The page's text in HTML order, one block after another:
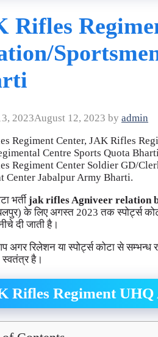
Rifles
2023August 12, 2023 by admin
Regiment Center, JAK Rifles
Centre Sports Quota
Regiment Center Soldier GD/
Center Jabalpur Army Bharti.
भर्ती jak rifles Agniveer relation
के लिए अगस्त 2023 तक स्पोर्ट्स
दी जाती है।
अगर रिलेशन या स्पोर्ट्स कोटा से सम्भन्ध
स्वतंत्र है।
Rifles Regiment